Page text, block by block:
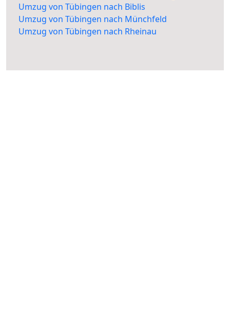
Umzug von Tübingen nach Biblis
Umzug von Tübingen nach Münchfeld
Umzug von Tübingen nach Rheinau